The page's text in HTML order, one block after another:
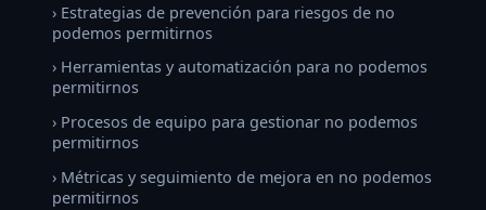
› Estrategias de prevención para riesgos de no
podemos permitirnos
› Herramientas y automatización para no podemos
permitirnos
› Procesos de equipo para gestionar no podemos
permitirnos
› Métricas y seguimiento de mejora en no podemos
permitirnos